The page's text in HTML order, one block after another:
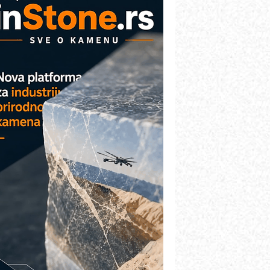
Maintenance Management